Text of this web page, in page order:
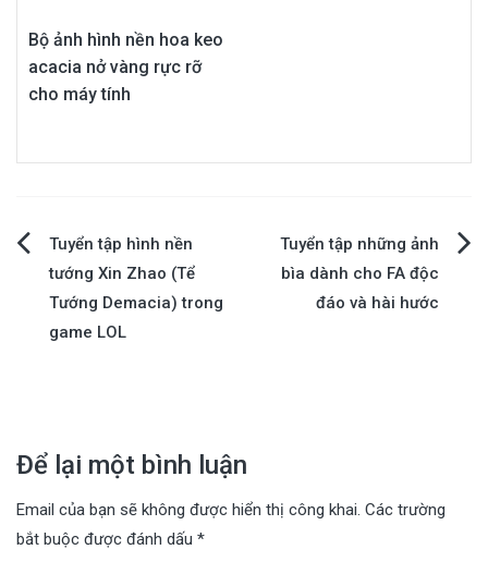
Bộ ảnh hình nền hoa keo
acacia nở vàng rực rỡ
cho máy tính
Điều
hướng
bài
Tuyển tập hình nền
tướng Xin Zhao (Tể
Tướng Demacia) trong
game LOL
Tuyển tập những ảnh
bìa dành cho FA độc
đáo và hài hước
Để lại một bình luận
Email của bạn sẽ không được hiển thị công khai. Các trường
bắt buộc được đánh dấu *